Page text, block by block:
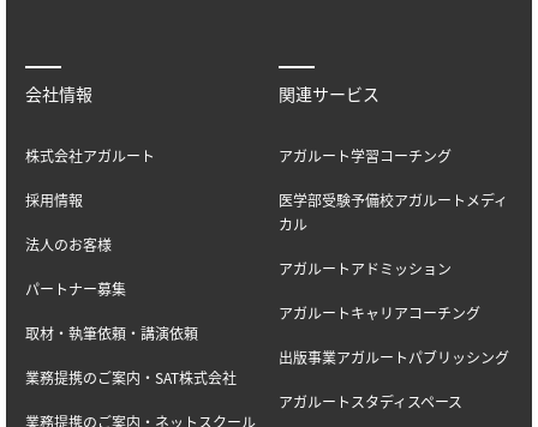
会社情報
株式会社アガルート
採用情報
法人のお客様
パートナー募集
取材・執筆依頼・講演依頼
業務提携のご案内・SAT株式会社
業務提携のご案内・ネットスクール
関連サービス
アガルート学習コーチング
医学部受験予備校アガルートメディ
カル
アガルートアドミッション
アガルートキャリアコーチング
出版事業アガルートパブリッシング
アガルートスタディスペース